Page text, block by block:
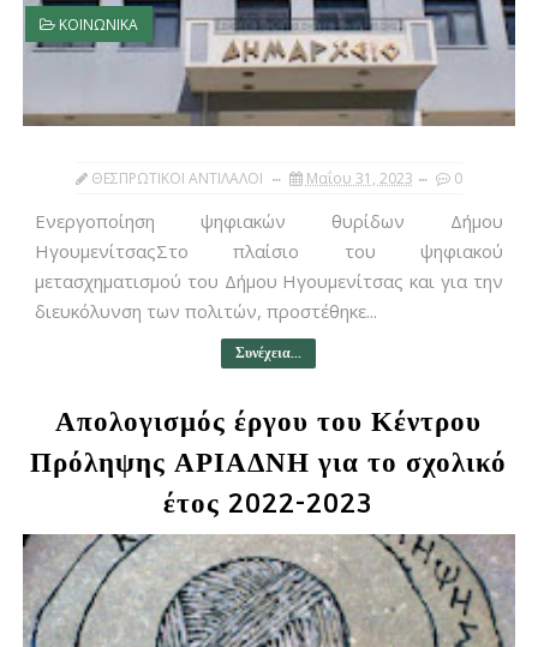
ΚΟΙΝΩΝΙΚΑ
ΘΕΣΠΡΩΤΙΚΟΙ ΑΝΤΙΛΑΛΟΙ Μαΐου 31, 2023 0
Ενεργοποίηση ψηφιακών θυρίδων Δήμου
ΗγουμενίτσαςΣτο πλαίσιο του ψηφιακού
μετασχηματισμού του Δήμου Ηγουμενίτσας και για την
διευκόλυνση των πολιτών, προστέθηκε...
Συνέχεια...
Απολογισμός έργου του Κέντρου
Πρόληψης ΑΡΙΑΔΝΗ για το σχολικό
έτος 2022-2023